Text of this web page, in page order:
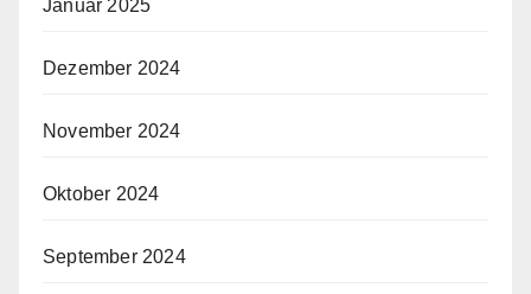
Januar 2025
Dezember 2024
November 2024
Oktober 2024
September 2024